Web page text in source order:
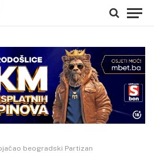
beogradski Partizan